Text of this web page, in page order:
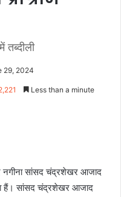
तब्दीली
29, 2024
Less than a minute
नगीना सांसद चंद्रशेखर आजाद
हैं। सांसद चंद्रशेखर आजाद